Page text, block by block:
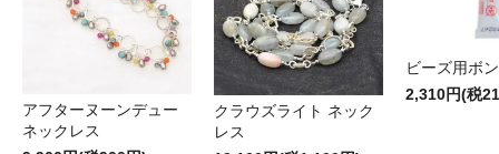
アフターヌーンデュー
ネックレス
クラウズライト ネック
レス
ビーズ用ボ
2,310円(税